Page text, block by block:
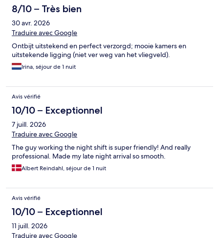
8/10 – Très bien
30 avr. 2026
Traduire avec Google
Ontbijt uitstekend en perfect verzorgd; mooie kamers en
uitstekende ligging (niet ver weg van het vliegveld).
Irina, séjour de 1 nuit
Avis vérifié
10/10 – Exceptionnel
7 juill. 2026
Traduire avec Google
The guy working the night shift is super friendly! And really
professional. Made my late night arrival so smooth.
Albert Reindahl, séjour de 1 nuit
Avis vérifié
10/10 – Exceptionnel
11 juill. 2026
Traduire avec Google